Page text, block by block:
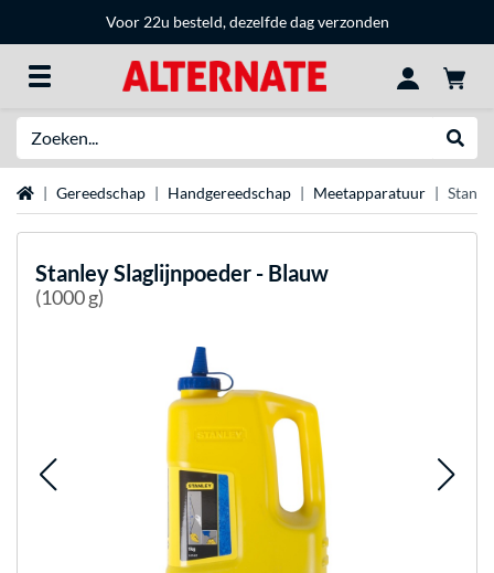
Voor 22u besteld, dezelfde dag verzonden
HomeGereedschap Handgereedschap Meetapparatuur
StanleySlaglijnpoeder - Blauw
(1000 g)